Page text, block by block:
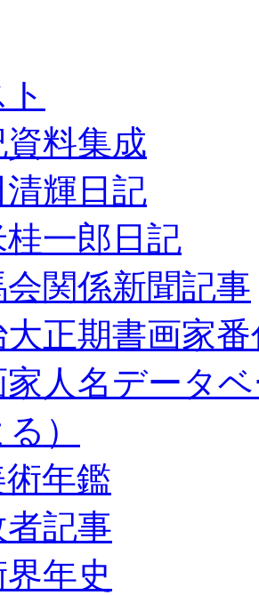
料集成
輝日記
桂一郎日記
会関係新聞記事
大正期書画家
人名データ
）
術年鑑
記事
年史